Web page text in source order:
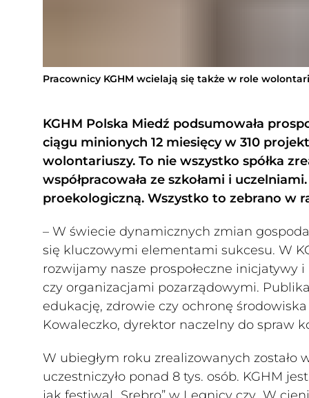
Pracownicy KGHM wcielają się także w role
KGHM Polska Miedź podsumowała
ciągu minionych 12 miesięcy w 310
wolontariuszy. To nie wszystko spółka
współpracowała ze szkołami i
proekologiczną. Wszystko to zebrano w
– W świecie dynamicznych zmian
się kluczowymi elementami sukcesu. W
rozwijamy nasze prospołeczne inicjatywy
czy organizacjami pozarządowymi.
edukację, zdrowie czy ochronę
Kowaleczko, dyrektor naczelny do spraw
W ubiegłym roku zrealizowanych
uczestniczyło ponad 8 tys. osób. KGHM